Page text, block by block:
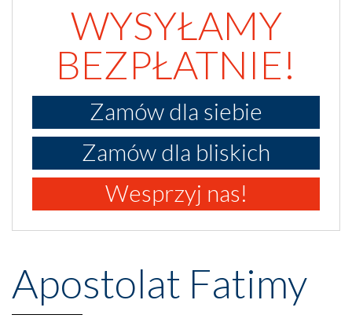
WYSYŁAMY
BEZPŁATNIE!
Zamów dla siebie
Zamów dla bliskich
Wesprzyj nas!
Apostolat Fatimy